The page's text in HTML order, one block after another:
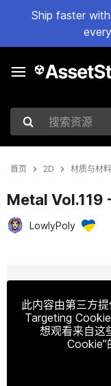
Ship faster
搜索资源
首页 2D 材质与材料
Metal
LowlyPoly
此内容由第三方
Targeting
想观看来自这
Cookie”